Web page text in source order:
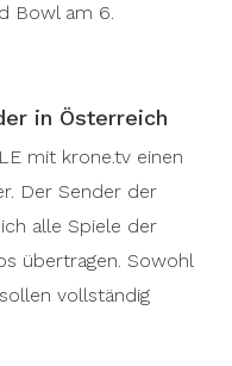
Bowl am 6.
in Österreich
mit krone.tv einen
Der Sender der
alle Spiele der
übertragen. Sowohl
vollständig